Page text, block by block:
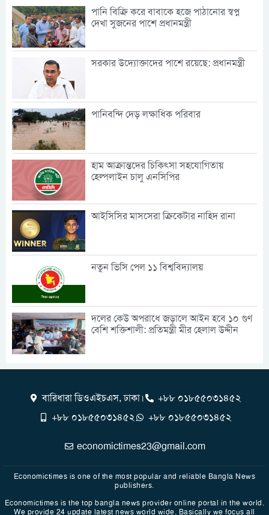
পানি বিক্রি করে বাবাকে হজে পাঠানোর স্বপ্ন
দেখা সুজনের পাশে প্রধানমন্ত্রী
সরকার উদ্যোক্তাদের পাশে রয়েছে: প্রধানমন্ত্রী
পানিবন্দি দেড় লক্ষাধিক পরিবার
হাম আক্রান্তদের চিকিৎসা সহযোগিতায়
হেল্পলাইন চালু এনসিপির
আইসিসির মাসসেরা ক্রিকেটার নাহিদ রানা
নতুন ভিসি পেল ১১ বিশ্ববিদ্যালয়
দলের কেউ অপরাধে জড়ালে আইন হবে ১০ গুণ
বেশি শক্তিশালী: প্রতিমন্ত্রী মীর হেলাল উদ্দীন
বারিধারা ডিওএইচএস, ঢাকা।
+৮৮ ০১৮৫৫০৩১৪৫২
+৮৮ ০১৮৫৫০৩১৪৫২
+৮৮ ০১৮৫৫০৩১৪৫২
economictimes23@gmail.com
Economictimes is one of the most popular and reliable Bangla News
publishers.
Economictimes is the top bangla news provider online portal in the world.
We provide 24 update latest news world wide. Basically we focus all